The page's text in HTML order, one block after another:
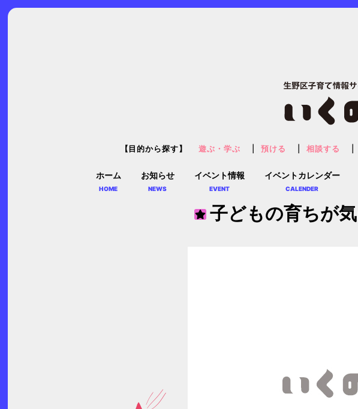
ホーム
HOME
お知らせ
NEWS
イベント情報
EVENT
イベントカレンダー
CALENDER
【目的から探す】 遊ぶ・学ぶ 預ける 相談する
子どもの育ちが